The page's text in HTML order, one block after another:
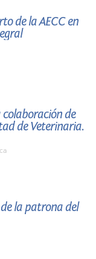
de la AECC en
de
de Veterinaria.
la patrona del